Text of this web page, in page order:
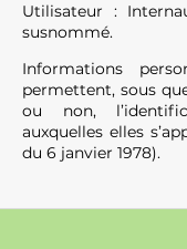
Utilisateur :
susnommé.
Informations
permettent, sous
ou non,
auxquelles elles
du 6 janvier 1978).